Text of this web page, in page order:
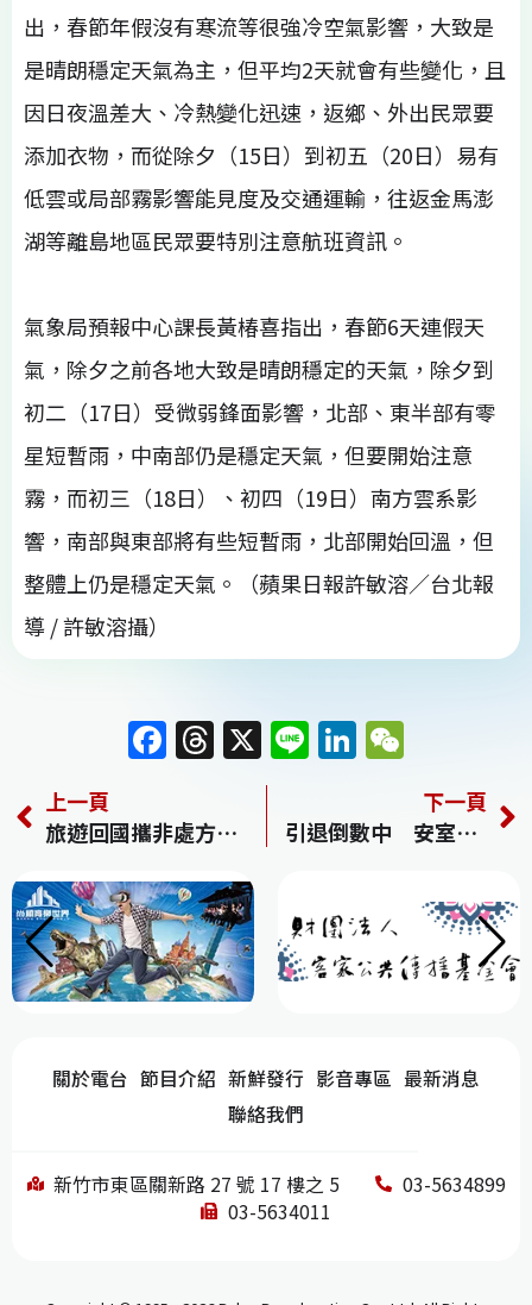
出，春節年假沒有寒流等很強冷空氣影響，大致是
是晴朗穩定天氣為主，但平均2天就會有些變化，且
因日夜溫差大、冷熱變化迅速，返鄉、外出民眾要
添加衣物，而從除夕（15日）到初五（20日）易有
低雲或局部霧影響能見度及交通運輸，往返金馬澎
湖等離島地區民眾要特別注意航班資訊。
氣象局預報中心課長黃椿喜指出，春節6天連假天
氣，除夕之前各地大致是晴朗穩定的天氣，除夕到
初二（17日）受微弱鋒面影響，北部、東半部有零
星短暫雨，中南部仍是穩定天氣，但要開始注意
霧，而初三（18日）、初四（19日）南方雲系影
響，南部與東部將有些短暫雨，北部開始回溫，但
整體上仍是穩定天氣。（蘋果日報許敏溶／台北報
導 / 許敏溶攝）
F
a
c
e
b
o
o
k
T
h
re
a
d
s
X Li
n
e
Li
n
k
e
n
C
h
at
上一頁
旅遊回國攜非處方藥 每種最多12包、合計上限36包
下一頁
引退倒數中 安室奈美惠在台演唱會票價出爐
關於電台 節目介紹 新鮮發行 影音專區 最新消息
聯絡我們
新竹市東區關新路 27 號 17 樓之 5
03-5634899
03-5634011